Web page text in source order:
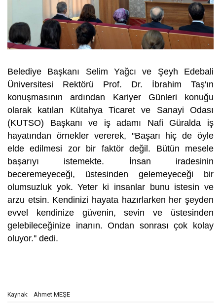
Belediye Başkanı Selim Yağcı ve Şeyh Edebali
Üniversitesi Rektörü Prof. Dr. İbrahim Taş'ın
konuşmasının ardından Kariyer Günleri konuğu
olarak katılan Kütahya Ticaret ve Sanayi Odası
(KUTSO) Başkanı ve iş adamı Nafi Güralda iş
hayatından örnekler vererek, ''Başarı hiç de öyle
elde edilmesi zor bir faktör değil. Bütün mesele
başarıyı istemekte. İnsan iradesinin
beceremeyeceği, üstesinden gelemeyeceği bir
olumsuzluk yok. Yeter ki insanlar bunu istesin ve
arzu etsin. Kendinizi hayata hazırlarken her şeyden
evvel kendinize güvenin, sevin ve üstesinden
gelebileceğinize inanın. Ondan sonrası çok kolay
oluyor.'' dedi.
Kaynak: Ahmet MEŞE